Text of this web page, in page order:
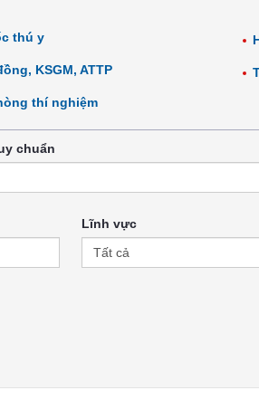
thú y
KSGM, ATTP
thí nghiệm
chuẩn
Lĩnh vực